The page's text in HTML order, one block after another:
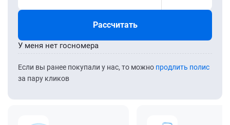
Рассчитать
Если вы ранее покупали у нас, то можно продлить полис
за пару кликов
У меня нет госномера